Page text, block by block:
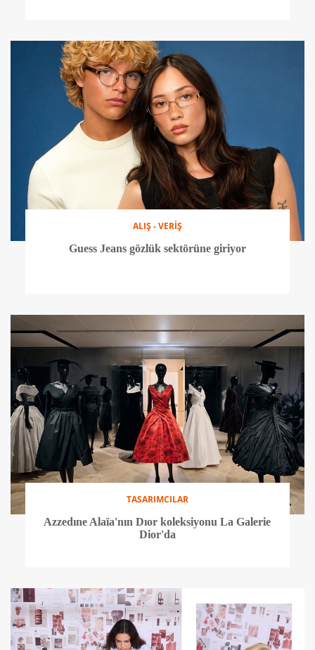
ALIŞ - VERİŞ
Guess Jeans gözlük sektörüne giriyor
TASARIMCILAR
Azzedıne Alaïa'nın Dıor koleksiyonu La Galerie
Dior'da